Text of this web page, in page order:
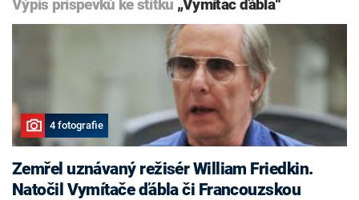
Výpis příspěvků ke štítku „Vymítač ďábla“
4 fotografie
Zemřel uznávaný režisér William Friedkin.
Natočil Vymítače ďábla či Francouzskou